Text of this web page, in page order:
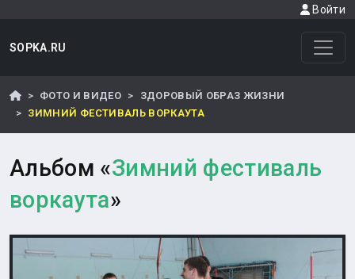
Войти
SOPKA.RU
ФОТО И ВИДЕО
ЗДОРОВЫЙ ОБРАЗ ЖИЗНИ
ЗИМНИЙ ФЕСТИВАЛЬ ВОРКАУТА
Альбом «Зимний фестиваль
воркаута»